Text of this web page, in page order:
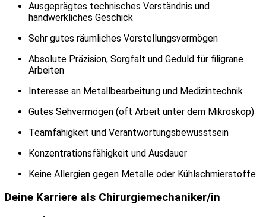
Ausgeprägtes technisches Verständnis und
handwerkliches Geschick
Sehr gutes räumliches Vorstellungsvermögen
Absolute Präzision, Sorgfalt und Geduld für filigrane
Arbeiten
Interesse an Metallbearbeitung und Medizintechnik
Gutes Sehvermögen (oft Arbeit unter dem Mikroskop)
Teamfähigkeit und Verantwortungsbewusstsein
Konzentrationsfähigkeit und Ausdauer
Keine Allergien gegen Metalle oder Kühlschmierstoffe
Deine Karriere als Chirurgiemechaniker/in